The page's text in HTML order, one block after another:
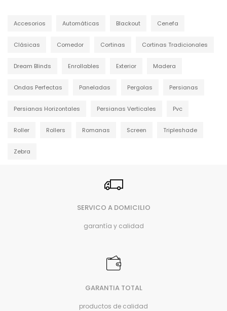
Accesorios Automáticas Blackout Cenefa
Clásicas Comedor Cortinas Cortinas Tradicionales
Dream Blinds Enrollables Exterior Madera
Ondas Perfectas Paneladas Pergolas Persianas
Persianas Horizontales Persianas Verticales Pvc
Roller Rollers Romanas Screen Tripleshade
Zebra
SERVICO A DOMICILIO
garantía y calidad
GARANTIA TOTAL
productos de calidad